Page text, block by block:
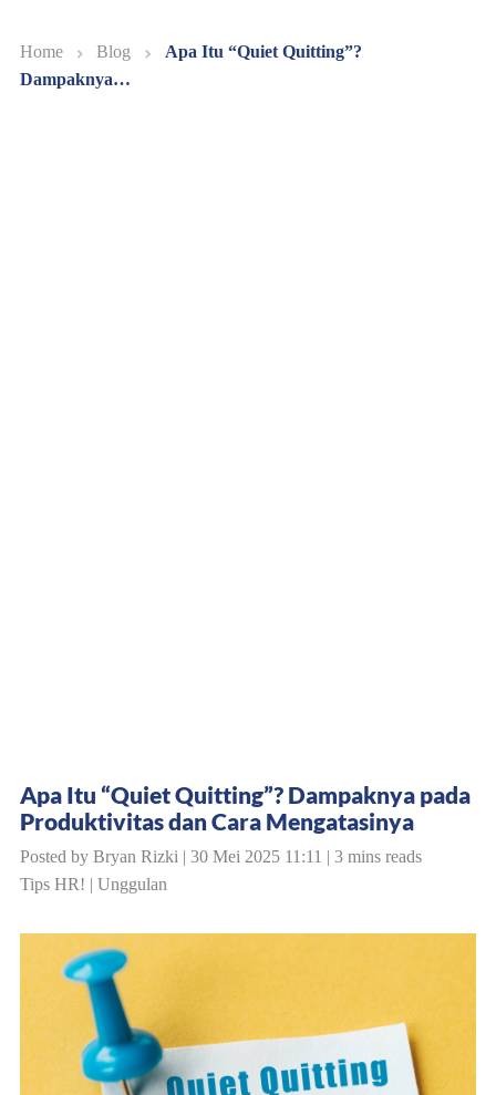
Home Blog
Apa Itu “Quiet Quitting”?
Dampaknya…
Apa Itu “Quiet Quitting”? Dampaknya pada
Produktivitas dan Cara Mengatasinya
Posted by Bryan Rizki | 30 Mei 2025 11:11 | 3 mins reads
Tips HR! | Unggulan